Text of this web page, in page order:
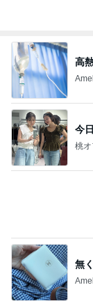
高
今
桃
無